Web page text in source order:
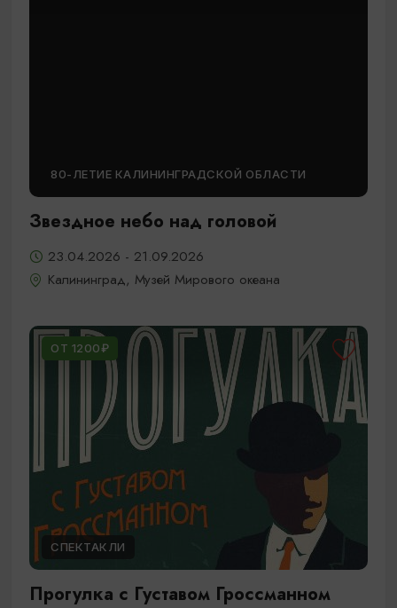
80-ЛЕТИЕ КАЛИНИНГРАДСКОЙ ОБЛАСТИ
Звездное небо над головой
23.04.2026 - 21.09.2026
Калининград, Музей Мирового океана
ОТ 1200₽
СПЕКТАКЛИ
Прогулка с Густавом Гроссманном